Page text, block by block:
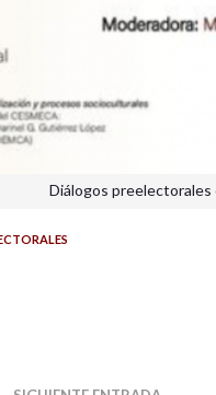
Diálogos preelectorales